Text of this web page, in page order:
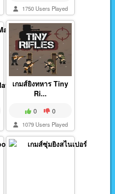
1750 Users Played
เกมส์ยิงทหาร Tiny
Ri...
0 0
1079 Users Played